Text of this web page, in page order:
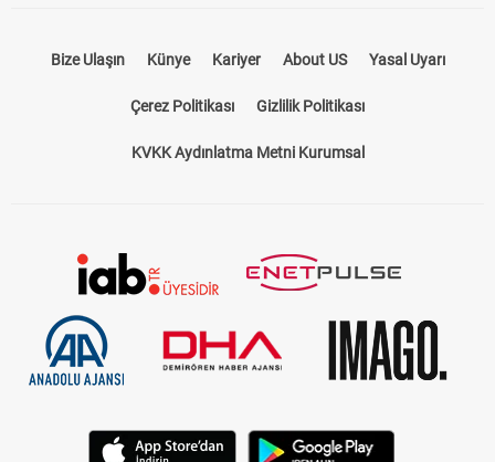
Bize Ulaşın Künye Kariyer About US Yasal Uyarı
Çerez Politikası Gizlilik Politikası
KVKK Aydınlatma Metni Kurumsal